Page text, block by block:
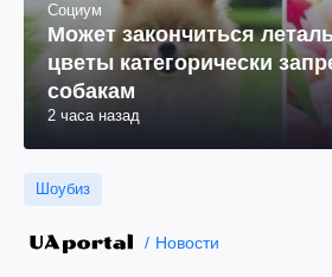
Социум
Может закончиться
цветы категорически
собакам
2 часа назад
Шоубиз
Новости